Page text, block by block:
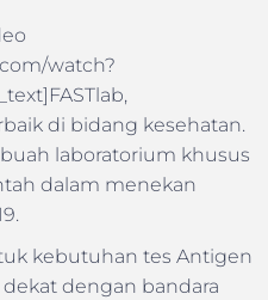
watch?
di bidang kesehatan.
laboratorium khusus
dalam menekan
kebutuhan tes Antigen
dekat dengan bandara